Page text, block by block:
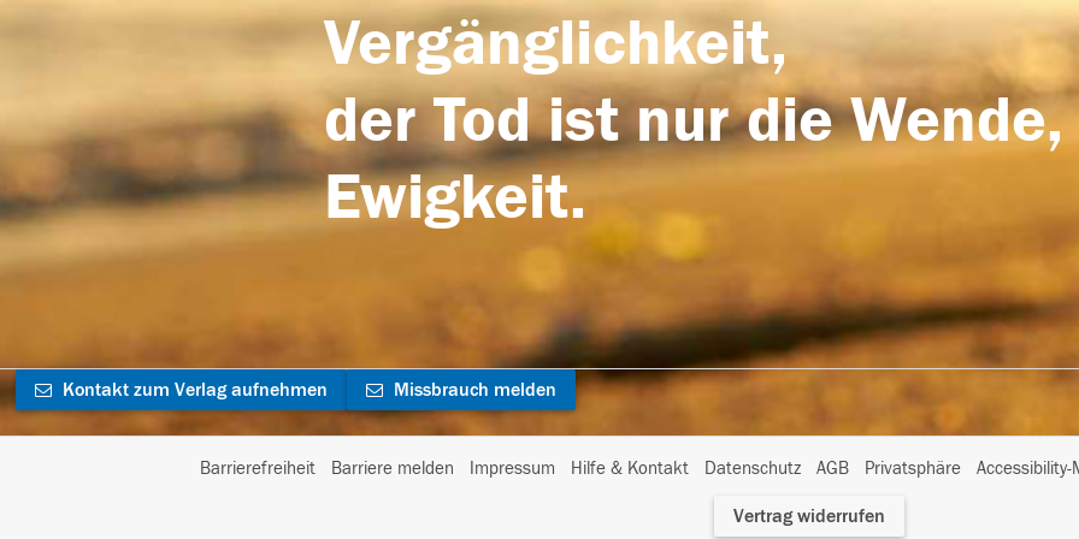
Vergänglichkeit,
der Tod ist nur die
Ewigkeit.
Kontakt zum Verlag aufnehmen Missbrauch melden
Barrierefreiheit Barriere melden Impressum Hilfe & Kontakt Datenschutz AGB Privatsphäre
I
Vertrag widerrufen